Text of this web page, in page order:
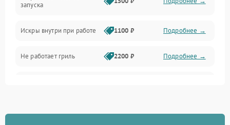
Программное обеспечение
запуска
Искры внутри при работе 1100 ₽ Подробнее →
Не работает гриль 2200 ₽ Подробнее →
Появление запаха гари 2400 ₽ Подробнее →